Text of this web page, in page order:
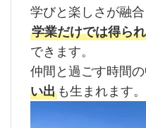
学びと楽しさが融
学業だけでは得ら
できます。
仲間と過ごす時間の
い出も生まれます。